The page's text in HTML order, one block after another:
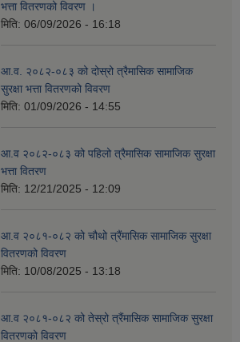
भत्ता वितरणको विवरण ।
मिति: 06/09/2026 - 16:18
आ.व. २०८२-०८३ को दोस्रो त्रैमासिक सामाजिक
सुरक्षा भत्ता वितरणको विवरण
मिति: 01/09/2026 - 14:55
आ.व २०८२-०८३ को पहिलो त्रैमासिक सामाजिक सुरक्षा
भत्ता वितरण
मिति: 12/21/2025 - 12:09
आ.व २०८१-०८२ को चौथो त्रैंमासिक सामाजिक सुरक्षा
वितरणको विवरण
मिति: 10/08/2025 - 13:18
आ.व २०८१-०८२ को तेस्रो त्रैंमासिक सामाजिक सुरक्षा
वितरणको विवरण